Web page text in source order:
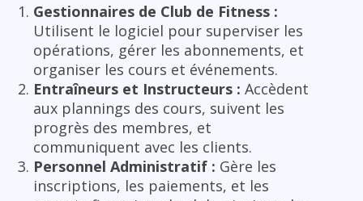
Gestionnaires de Club de Fitness :
Utilisent le logiciel pour superviser les
opérations, gérer les abonnements, et
organiser les cours et événements.
Entraîneurs et Instructeurs : Accèdent
aux plannings des cours, suivent les
progrès des membres, et
communiquent avec les clients.
Personnel Administratif : Gère les
inscriptions, les paiements, et les